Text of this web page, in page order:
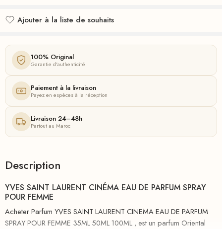
Ajouter à la liste de souhaits
100% Original
Garantie d'authenticité
Paiement à la livraison
Payez en espèces à la réception
Livraison 24–48h
Partout au Maroc
Description
YVES SAINT LAURENT CINÉMA EAU DE PARFUM SPRAY
POUR FEMME
Acheter Parfum YVES SAINT LAURENT CINEMA EAU DE PARFUM
SPRAY POUR FEMME 35ML 50ML 100ML , est un parfum Oriental